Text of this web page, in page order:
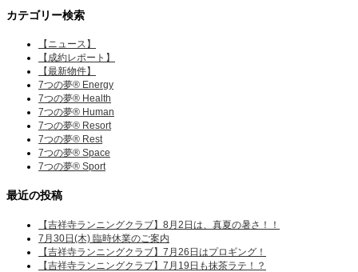
カテゴリー検索
【ニュース】
【成約レポート】
【最新物件】
7つの夢® Energy
7つの夢® Health
7つの夢® Human
7つの夢® Resort
7つの夢® Rest
7つの夢® Space
7つの夢® Sport
最近の投稿
【吉祥寺ランニングクラブ】8月2日は、真夏の暑さ！！
7月30日(木) 臨時休業のご案内
【吉祥寺ランニングクラブ】7月26日はプロギング！
【吉祥寺ランニングクラブ】7月19日も抹茶ラテ！？